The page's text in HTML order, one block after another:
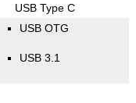
USB Type C
USB OTG
USB 3.1